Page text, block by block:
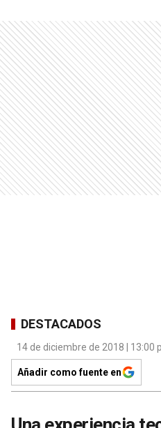
DESTACADOS
14 de diciembre de 2018 | 13:00
Añadir como fuente en